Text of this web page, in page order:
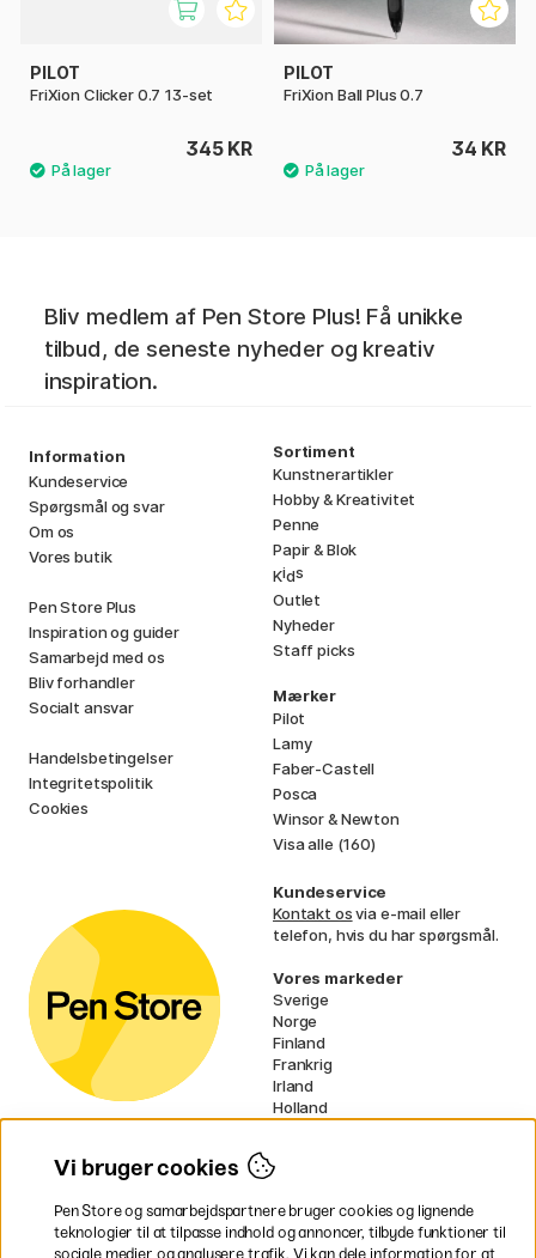
PILOT
FriXion Clicker 0.7 13-set
345 KR
PILOT
FriXion Ball Plus 0.7
34 KR
Bliv medlem af Pen Store Plus! Få unikke
tilbud, de seneste nyheder og kreativ
inspiration.
Information
Kundeservice
Spørgsmål og svar
Om os
Vores butik
Pen Store Plus
Inspiration og guider
Samarbejd med os
Bliv forhandler
Socialt ansvar
Handelsbetingelser
Integritetspolitik
Cookies
Sortiment
Kunstnerartikler
Hobby & Kreativitet
Penne
Papir & Blok
Kids
Outlet
Nyheder
Staff picks
Mærker
Pilot
Lamy
Faber-Castell
Posca
Winsor & Newton
Visa alle (160)
Kundeservice
Kontakt osvia e-mail eller
telefon, hvis du har spørgsmål.
Vores markeder
Sverige
Norge
Finland
Frankrig
Irland
Holland
EU
* Specifikkefragtvilkår gælder for
voluminøse varer.
Vi bruger cookies
Pen Store og samarbejdspartnere bruger cookies og lignende
teknologier til at tilpasse indhold og annoncer, tilbyde funktioner til
sociale medier og analysere trafik. Vi kan dele information for at